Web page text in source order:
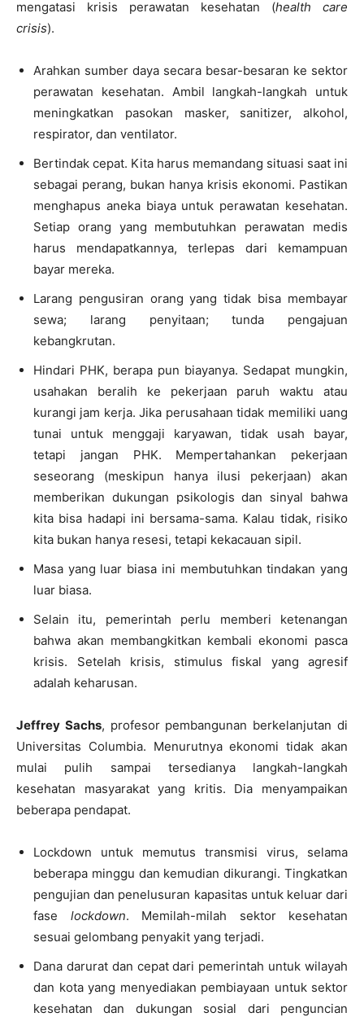
mengatasi krisis perawatan kesehatan (health care
crisis).
Arahkan sumber daya secara besar-besaran ke sektor
perawatan kesehatan. Ambil langkah-langkah untuk
meningkatkan pasokan masker, sanitizer, alkohol,
respirator, dan ventilator.
Bertindak cepat. Kita harus memandang situasi saat ini
sebagai perang, bukan hanya krisis ekonomi. Pastikan
menghapus aneka biaya untuk perawatan kesehatan.
Setiap orang yang membutuhkan perawatan medis
harus mendapatkannya, terlepas dari kemampuan
bayar mereka.
Larang pengusiran orang yang tidak bisa membayar
sewa; larang penyitaan; tunda pengajuan
kebangkrutan.
Hindari PHK, berapa pun biayanya. Sedapat mungkin,
usahakan beralih ke pekerjaan paruh waktu atau
kurangi jam kerja. Jika perusahaan tidak memiliki uang
tunai untuk menggaji karyawan, tidak usah bayar,
tetapi jangan PHK. Mempertahankan pekerjaan
seseorang (meskipun hanya ilusi pekerjaan) akan
memberikan dukungan psikologis dan sinyal bahwa
kita bisa hadapi ini bersama-sama. Kalau tidak, risiko
kita bukan hanya resesi, tetapi kekacauan sipil.
Masa yang luar biasa ini membutuhkan tindakan yang
luar biasa.
Selain itu, pemerintah perlu memberi ketenangan
bahwa akan membangkitkan kembali ekonomi pasca
krisis. Setelah krisis, stimulus fiskal yang agresif
adalah keharusan.
Jeffrey Sachs, profesor pembangunan berkelanjutan di
Universitas Columbia. Menurutnya ekonomi tidak akan
mulai pulih sampai tersedianya langkah-langkah
kesehatan masyarakat yang kritis. Dia menyampaikan
beberapa pendapat.
Lockdown untuk memutus transmisi virus, selama
beberapa minggu dan kemudian dikurangi. Tingkatkan
pengujian dan penelusuran kapasitas untuk keluar dari
fase lockdown. Memilah-milah sektor kesehatan
sesuai gelombang penyakit yang terjadi.
Dana darurat dan cepat dari pemerintah untuk wilayah
dan kota yang menyediakan pembiayaan untuk sektor
kesehatan dan dukungan sosial dari penguncian